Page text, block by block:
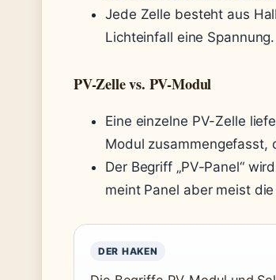
Jede Zelle besteht aus
Lichteinfall eine Spannung.
PV-Zelle vs. PV-Modul
Eine einzelne PV-Zelle
Modul zusammengefasst,
Der Begriff „PV-Panel“
meint Panel aber meist
DER HAKEN